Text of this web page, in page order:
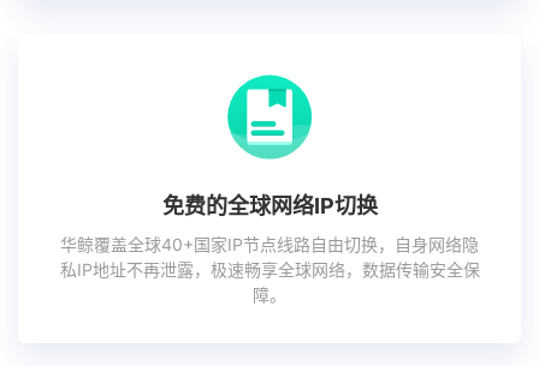
免费的全球网络IP切换
华鲸覆盖全球40+国家IP节点线路自由切换，自身网络隐
私IP地址不再泄露，极速畅享全球网络，数据传输安全保
障。